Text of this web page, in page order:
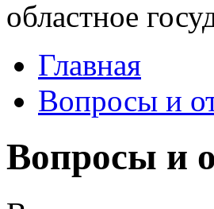
областное
Главная
Вопросы и
Вопросы и